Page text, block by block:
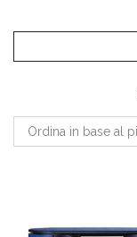
Ordina in base al